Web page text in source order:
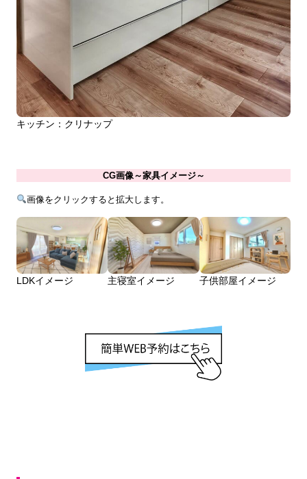
キッチン：クリナップ
CG画像～家具イメージ～
画像をクリックすると拡大します。
LDKイメージ 主寝室イメージ 子供部屋イメージ